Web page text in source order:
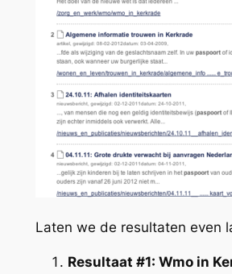
Laten we de resultaten even
Resultaat #1: Wmo in